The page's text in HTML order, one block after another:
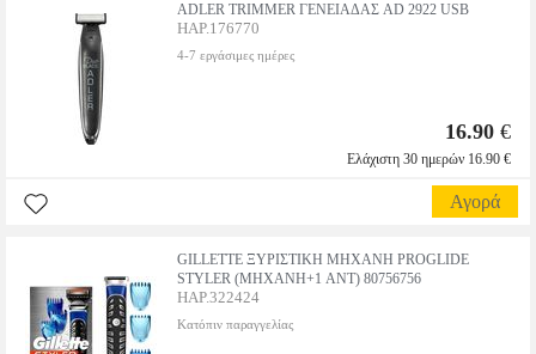
ADLER TRIMMER ΓΕΝΕΙΑΔΑΣ AD 2922 USB
HAP.176770
4-7 εργάσιμες ημέρες
16.90 €
Ελάχιστη 30 ημερών 16.90 €
Αγορά
GILLETTE ΞΥΡΙΣΤΙΚΗ ΜΗΧΑΝΗ PROGLIDE
STYLER (MHXANH+1 ΑΝΤ) 80756756
HAP.322424
Κατόπιν παραγγελίας